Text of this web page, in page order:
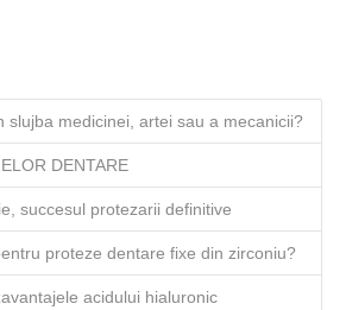
slujba medicinei, artei sau a mecanicii?
DENTARE
succesul protezarii definitive
proteze dentare fixe din zirconiu?
acidului hialuronic